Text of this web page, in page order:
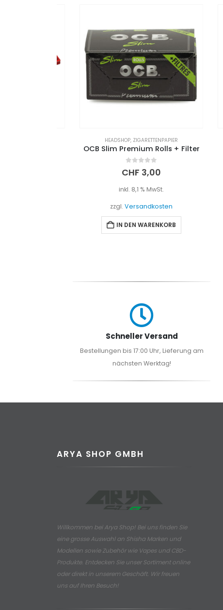
HEADSHOP,ZIGARETTENPAPIER
OCB Slim Premium Rolls + Filter
3,00
inkl. 8,1 % MwSt.
Versandkosten
IN DEN WARENKORB
Schneller Versand
Bestellungen bis 17:00 Uhr, Lieferung am
nächsten Werktag!
ARYA SHOP GMBH
Willkommen bei Arya Shop! Bei uns finden Sie
eine grosse Auswahl an Shisha Marken und
Modellen sowie Zubehör wie Vapes und CBD-
Produkte. Entdecken Sie unser Sortiment online
oder direkt in unserem Geschäft. Wir freuen
uns auf Ihren Besuch!